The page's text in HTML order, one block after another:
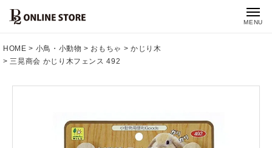
MENU
HOME 小鳥・小動物 おもちゃ
かじり木
三晃商会 かじり木フェンス 492